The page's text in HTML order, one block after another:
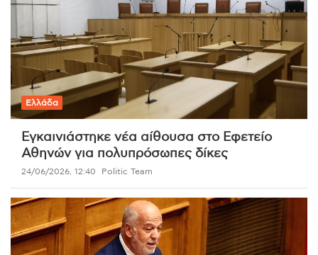
Ελλάδα
Εγκαινιάστηκε νέα αίθουσα στο Εφετείο
Αθηνών για πολυπρόσωπες δίκες
24/06/2026, 12:40 Politic Team